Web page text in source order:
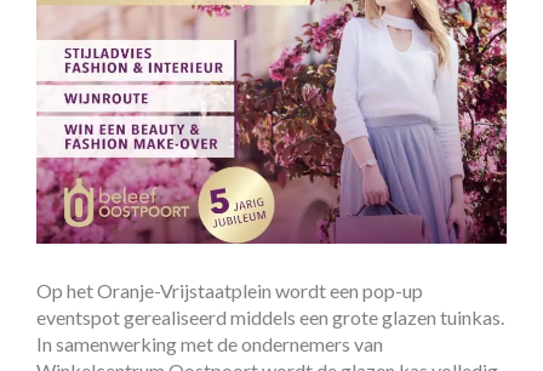
Op het Oranje-Vrijstaatplein wordt een pop-up
eventspot gerealiseerd middels een grote glazen tuinkas.
In samenwerking met de ondernemers van